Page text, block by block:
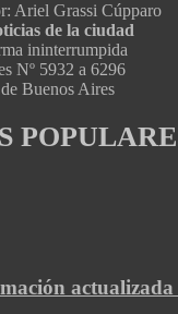
Ariel Grassi Cúpparo
de la ciudad
ininterrumpida
Nº 5932 a 6296
Buenos Aires
actualizada